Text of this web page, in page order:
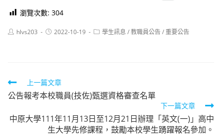
瀏覽次數: 304
Posthlvs203
Post2022-10-19
Post學生訊息 /教職員公告/重要公告
Read
more
articles
上一篇文章
公告報考本校職員(技佐)甄選資格審查名單
下一篇文章
中原大學111年11月13日至12月21日辦理「英文(一)」高中
生大學先修課程，鼓勵本校學生踴躍報名參加。